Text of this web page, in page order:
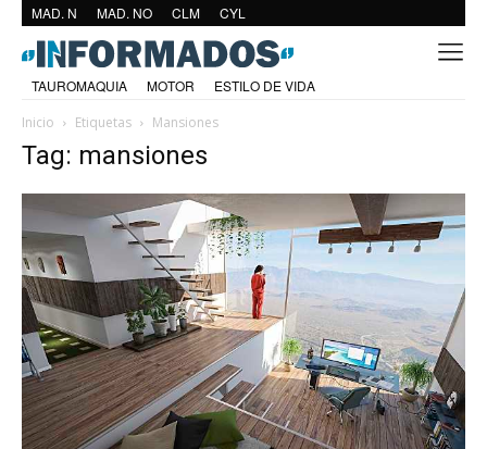
MAD. N MAD. NO CLM CYL
TAUROMAQUIA MOTOR
ESTILO DE VIDA
Inicio
Etiquetas Mansiones
Tag: mansiones